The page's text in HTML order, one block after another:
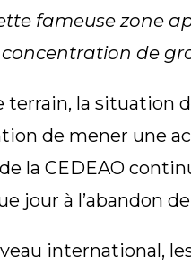
fameuse zone
de
terrain, la situation
de mener une
la CEDEAO
jour à l’abandon
international,